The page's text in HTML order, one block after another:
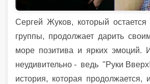
Сергей Жуков, который остается
группы, продолжает дарить
море позитива и ярких эмоций. И
неудивительно - ведь "Руки
история, которая продолжается, и